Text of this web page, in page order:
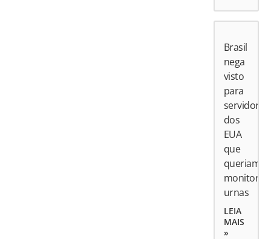
Brasil
nega
visto
para
servidores
dos
EUA
que
queriam
monitorar
urnas
LEIA
MAIS
»